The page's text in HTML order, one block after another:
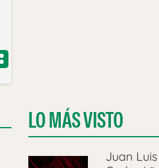
LO MÁS VISTO
Juan